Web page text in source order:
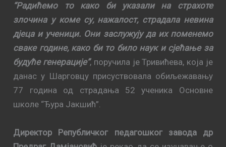
“Радићемо то како би указали на страхоте
злочина у коме су, нажалост, страдала невина
дјеца и ученици. Они заслужују да их поменемо
сваке године, како би то било наук и сјећање за
будуће генерације”, поручила је Тривићева, која је
данас у Шарговцу присуствовала обиљежавању
77 година од страдања 52 ученика Основне
школе “Ђура Јакшић”.
Директор Републичког педагошког завода др